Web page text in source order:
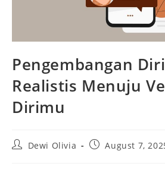
Pengembangan
Realistis Menuju
Dirimu
PostDewi Olivia
PostAugust 7,